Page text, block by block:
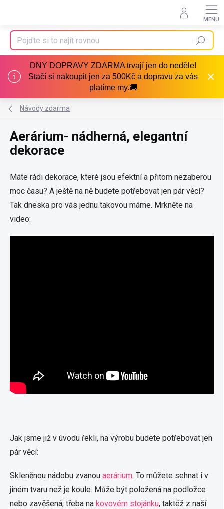
DNY DOPRAVY ZDARMA trvají jen do neděle!
Stačí si nakoupit jen za 500Kč a dopravu za vás
platíme my.🚚
Hledat
Návody zdarma
Aerárium- nádherná, elegantní
dekorace
Máte rádi dekorace, které jsou efektní a přitom nezaberou
moc času? A ještě na ně budete potřebovat jen pár věcí?
Tak dneska pro vás jednu takovou máme. Mrkněte na
video:
Jak jsme již v úvodu řekli, na výrobu budete potřebovat jen
pár věcí:
Skleněnou nádobu zvanou aerárium. To můžete sehnat i v
jiném tvaru než je koule. Může být položená na podložce
nebo zavěšená, třeba na kovovém stojánku, taktéž z naší